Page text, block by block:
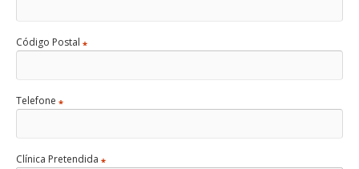
Código Postal *
Telefone *
Clínica Pretendida *